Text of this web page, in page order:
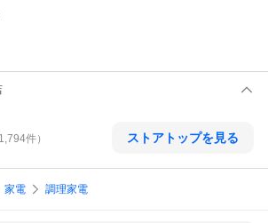
件） ストアトップを見る
家電 調理家電